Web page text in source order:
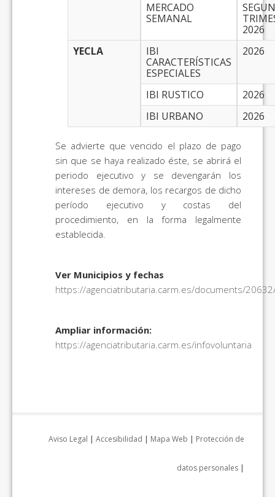
MERCADO
SEMANAL
2026
YECLA
IBI
CARACTERÍSTICAS
ESPECIALES
2026
IBI RUSTICO
2026
IBI URBANO
2026
Se advierte que vencido el plazo de pago
sin que se haya realizado éste, se abrirá el
periodo ejecutivo y se devengarán los
intereses de demora, los recargos de dicho
período ejecutivo y costas del
procedimiento, en la forma legalmente
establecida.
Ver Municipios y fechas
https://agenciatributaria.carm.es/documents/20632/
Ampliar información:
https://agenciatributaria.carm.es/infovoluntaria
Aviso Legal | Accesibilidad | Mapa Web | Protección de
datos personales |